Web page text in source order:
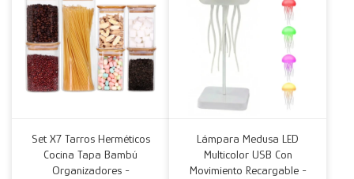
Set X7 Tarros Herméticos
Cocina Tapa Bambú
Organizadores -
Lámpara Medusa LED
Multicolor USB Con
Movimiento Recargable -